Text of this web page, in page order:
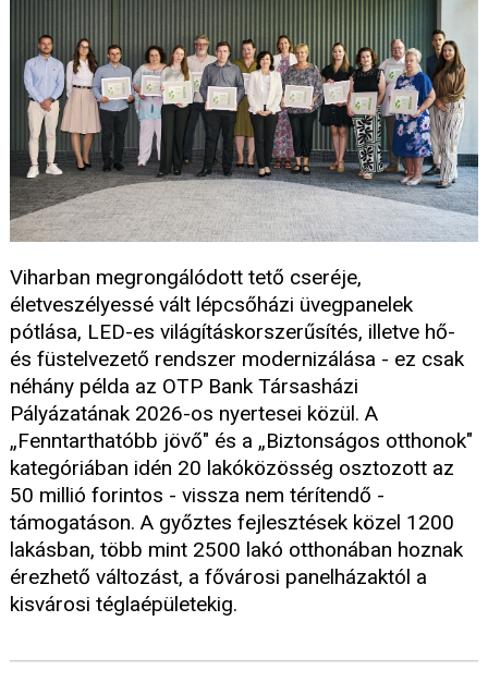
Viharban megrongálódott tető cseréje,
életveszélyessé vált lépcsőházi üvegpanelek
pótlása, LED-es világításkorszerűsítés, illetve hő-
és füstelvezető rendszer modernizálása - ez csak
néhány példa az OTP Bank Társasházi
Pályázatának 2026-os nyertesei közül. A
„Fenntarthatóbb jövő" és a „Biztonságos otthonok"
kategóriában idén 20 lakóközösség osztozott az
50 millió forintos - vissza nem térítendő -
támogatáson. A győztes fejlesztések közel 1200
lakásban, több mint 2500 lakó otthonában hoznak
érezhető változást, a fővárosi panelházaktól a
kisvárosi téglaépületekig.